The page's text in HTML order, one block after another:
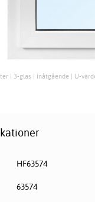
| 3-glas | inåtgående | U-
HF63574
63574